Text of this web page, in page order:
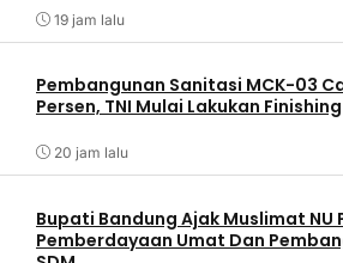
19 jam lalu
Pembangunan Sanitasi MCK-03
Persen, TNI Mulai Lakukan Finishing
20 jam lalu
Bupati Bandung Ajak Muslimat NU
Pemberdayaan Umat Dan